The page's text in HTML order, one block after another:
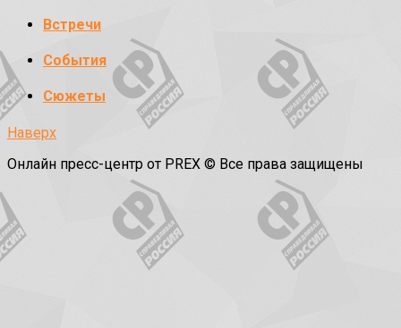
Встречи
События
Сюжеты
Наверх
Онлайн пресс-центр от PREX © Все права защищены